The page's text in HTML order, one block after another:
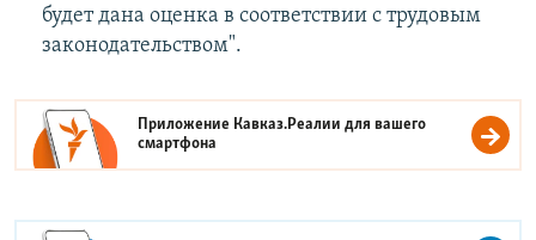
будет дана оценка в соответствии с трудовым
законодательством".
Приложение Кавказ.Реалии для вашего
смартфона